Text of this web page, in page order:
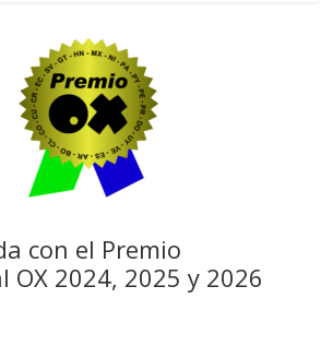
con el Premio
OX 2024, 2025 y 2026